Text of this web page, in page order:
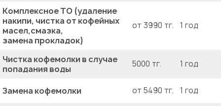
Комплексное ТО (удаление
накипи, чистка от кофейных
масел,смазка,
замена прокладок)
от 3990 тг. 1 год
Чистка кофемолки в случае
попадания воды
5000 тг. 1 год
Замена кофемолки от 5490 тг. 1 год